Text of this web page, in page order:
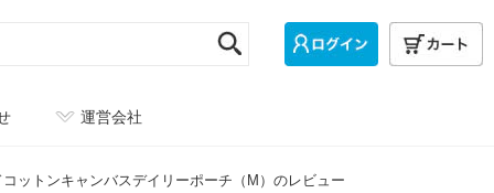
運営会社
ットンキャンバスデイリーポーチ（M）のレビュー